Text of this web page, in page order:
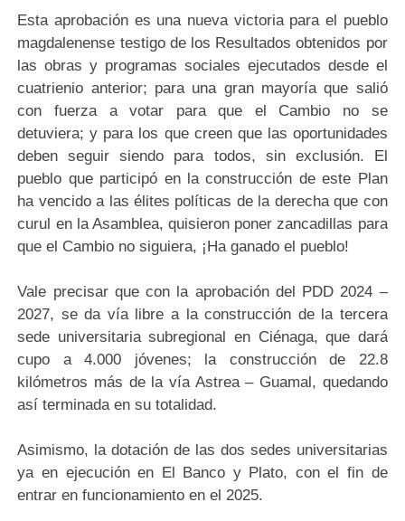
Esta aprobación es una nueva victoria para el pueblo
magdalenense testigo de los Resultados obtenidos por
las obras y programas sociales ejecutados desde el
cuatrienio anterior; para una gran mayoría que salió
con fuerza a votar para que el Cambio no se
detuviera; y para los que creen que las oportunidades
deben seguir siendo para todos, sin exclusión. El
pueblo que participó en la construcción de este Plan
ha vencido a las élites políticas de la derecha que con
curul en la Asamblea, quisieron poner zancadillas para
que el Cambio no siguiera, ¡Ha ganado el pueblo!
Vale precisar que con la aprobación del PDD 2024 –
2027, se da vía libre a la construcción de la tercera
sede universitaria subregional en Ciénaga, que dará
cupo a 4.000 jóvenes; la construcción de 22.8
kilómetros más de la vía Astrea – Guamal, quedando
así terminada en su totalidad.
Asimismo, la dotación de las dos sedes universitarias
ya en ejecución en El Banco y Plato, con el fin de
entrar en funcionamiento en el 2025.